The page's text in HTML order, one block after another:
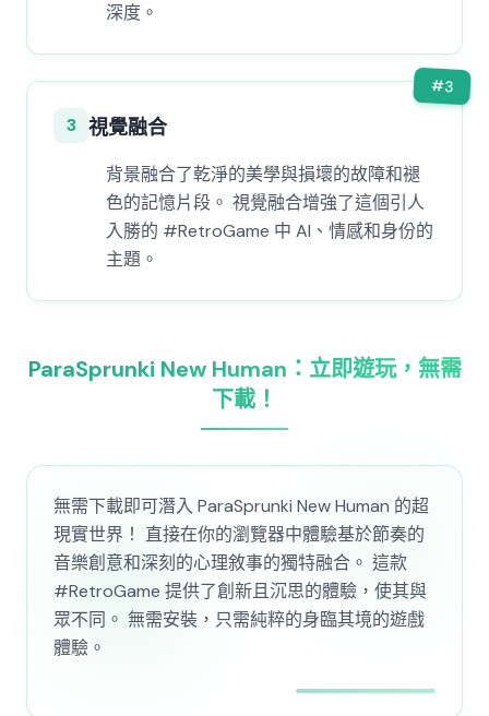
深度。
#3
3 視覺融合
背景融合了乾淨的美學與損壞的故障和褪
色的記憶片段。 視覺融合增強了這個引人
入勝的 #RetroGame 中 AI、情感和身份的
主題。
ParaSprunki New Human：立即遊玩，無需
下載！
無需下載即可潛入 ParaSprunki New Human 的超
現實世界！ 直接在你的瀏覽器中體驗基於節奏的
音樂創意和深刻的心理敘事的獨特融合。 這款
#RetroGame 提供了創新且沉思的體驗，使其與
眾不同。 無需安裝，只需純粹的身臨其境的遊戲
體驗。